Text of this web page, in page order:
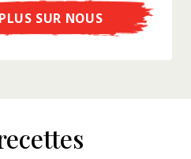
SUR NOUS